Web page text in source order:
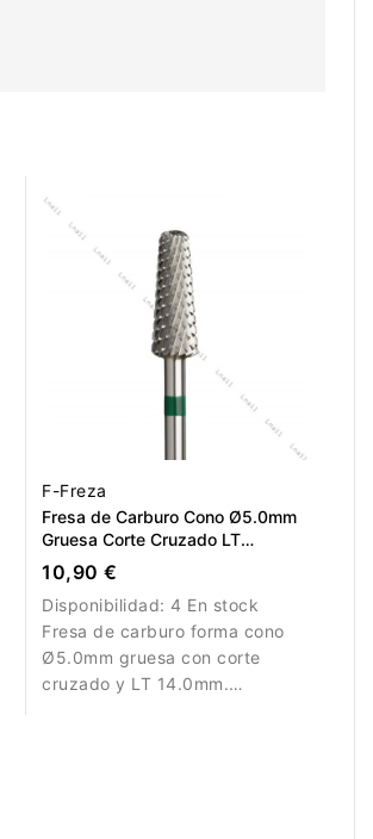
F-Freza
Fresa de Carburo Cono Ø5.0mm
Gruesa Corte Cruzado LT
14.0mm
10,90 €
Disponibilidad:4 En stock
Fresa de carburo forma cono
Ø5.0mm gruesa con corte
cruzado y LT 14.0mm.